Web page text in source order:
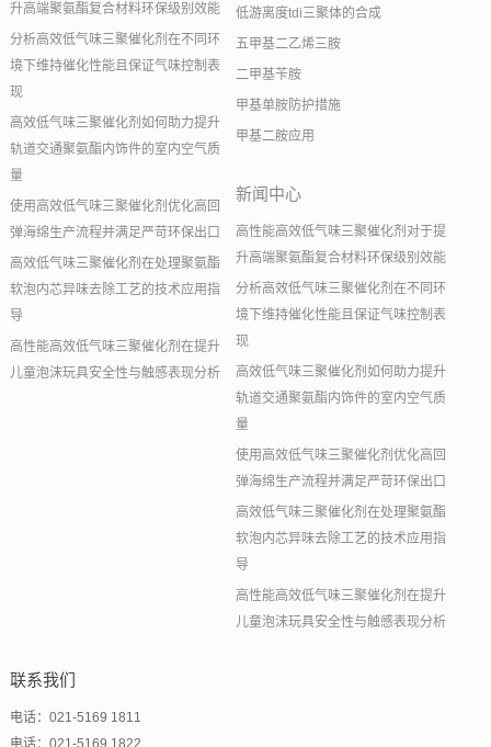
升高端聚氨酯复合材料环保级别效能
分析高效低气味三聚催化剂在不同环
境下维持催化性能且保证气味控制表
现
高效低气味三聚催化剂如何助力提升
轨道交通聚氨酯内饰件的室内空气质
量
使用高效低气味三聚催化剂优化高回
弹海绵生产流程并满足严苛环保出口
高效低气味三聚催化剂在处理聚氨酯
软泡内芯异味去除工艺的技术应用指
导
高性能高效低气味三聚催化剂在提升
儿童泡沫玩具安全性与触感表现分析
低游离度tdi三聚体的合成
五甲基二乙烯三胺
二甲基苄胺
甲基单胺防护措施
甲基二胺应用
新闻中心
高性能高效低气味三聚催化剂对于提
升高端聚氨酯复合材料环保级别效能
分析高效低气味三聚催化剂在不同环
境下维持催化性能且保证气味控制表
现
高效低气味三聚催化剂如何助力提升
轨道交通聚氨酯内饰件的室内空气质
量
使用高效低气味三聚催化剂优化高回
弹海绵生产流程并满足严苛环保出口
高效低气味三聚催化剂在处理聚氨酯
软泡内芯异味去除工艺的技术应用指
导
高性能高效低气味三聚催化剂在提升
儿童泡沫玩具安全性与触感表现分析
联系我们
电话：021-5169 1811
电话：021-5169 1822